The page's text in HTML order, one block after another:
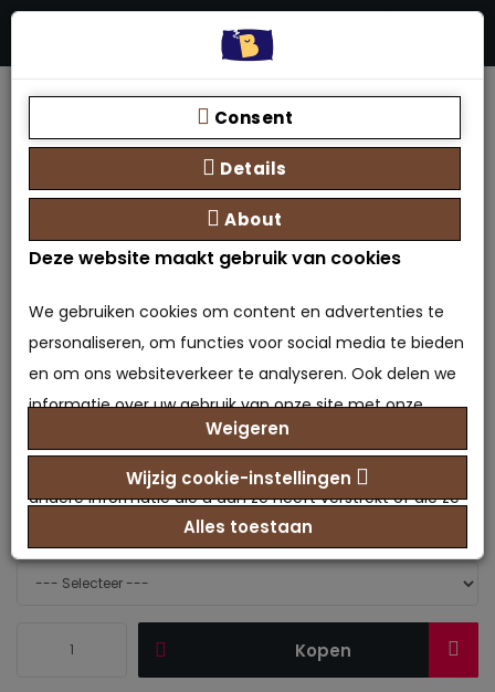
Zoeken
Splittopper SG45 HARD
Splittopper SG45 HARD
0 beoordeling(en)/ Geef beoordeling
Merk:Bedden Plein 40-45 B.V.
Model: TPR-9502811673745
Beschikbaarheid: Op voorraad
€259,00
Kopen
Consent
Details
About
Deze website maakt gebruik van cookies
We gebruiken cookies om content en advertenties te
personaliseren, om functies voor social media te bieden
en om ons websiteverkeer te analyseren. Ook delen we
informatie over uw gebruik van onze site met onze
partners voor social media, adverteren en analyse. Deze
partners kunnen deze gegevens combineren met
andere informatie die u aan ze heeft verstrekt of die ze
hebben verzameld op basis van uw gebruik van hun
services.
Weigeren
Wijzig cookie-instellingen
Alles toestaan